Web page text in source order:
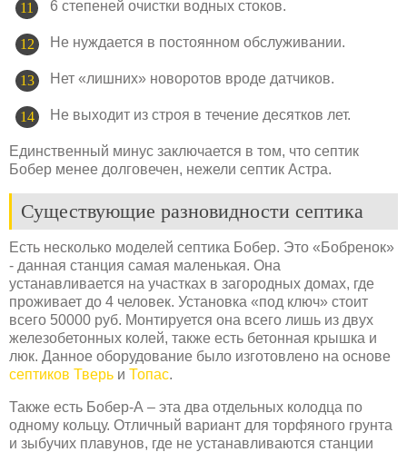
6 степеней очистки водных стоков.
Не нуждается в постоянном обслуживании.
Нет «лишних» новоротов вроде датчиков.
Не выходит из строя в течение десятков лет.
Единственный минус заключается в том, что септик
Бобер менее долговечен, нежели септик Астра.
Существующие разновидности септика
Есть несколько моделей септика Бобер. Это «Бобренок»
- данная станция самая маленькая. Она
устанавливается на участках в загородных домах, где
проживает до 4 человек. Установка «под ключ» стоит
всего 50000 руб. Монтируется она всего лишь из двух
железобетонных колей, также есть бетонная крышка и
люк. Данное оборудование было изготовлено на основе
септиков Тверь и Топас.
Также есть Бобер-А – эта два отдельных колодца по
одному кольцу. Отличный вариант для торфяного грунта
и зыбучих плавунов, где не устанавливаются станции